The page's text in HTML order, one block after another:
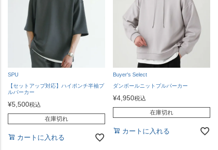
SPU
【セットアップ対応】ハイポンチ半袖プ
ルパーカー
¥5,500税込
在庫切れ
カートに入れる
Buyer's Select
ダンボールニットプルパーカー
¥4,950税込
在庫切れ
カートに入れる